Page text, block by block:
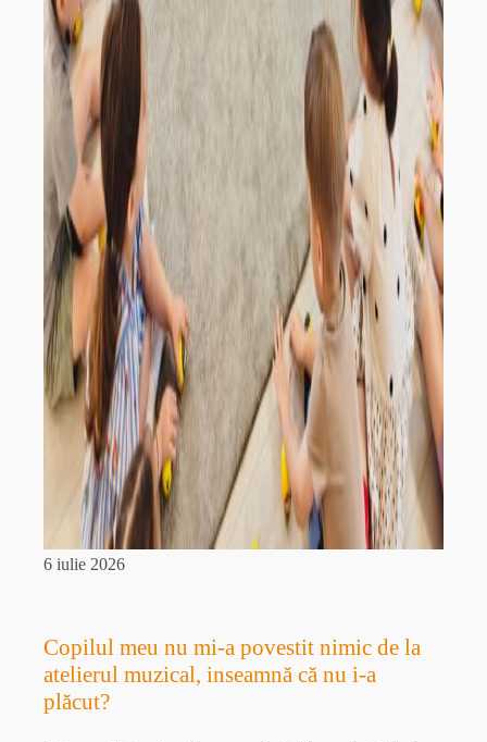
6 iulie 2026
Copilul meu nu mi-a povestit nimic de la
atelierul muzical, inseamnă că nu i-a
plăcut?